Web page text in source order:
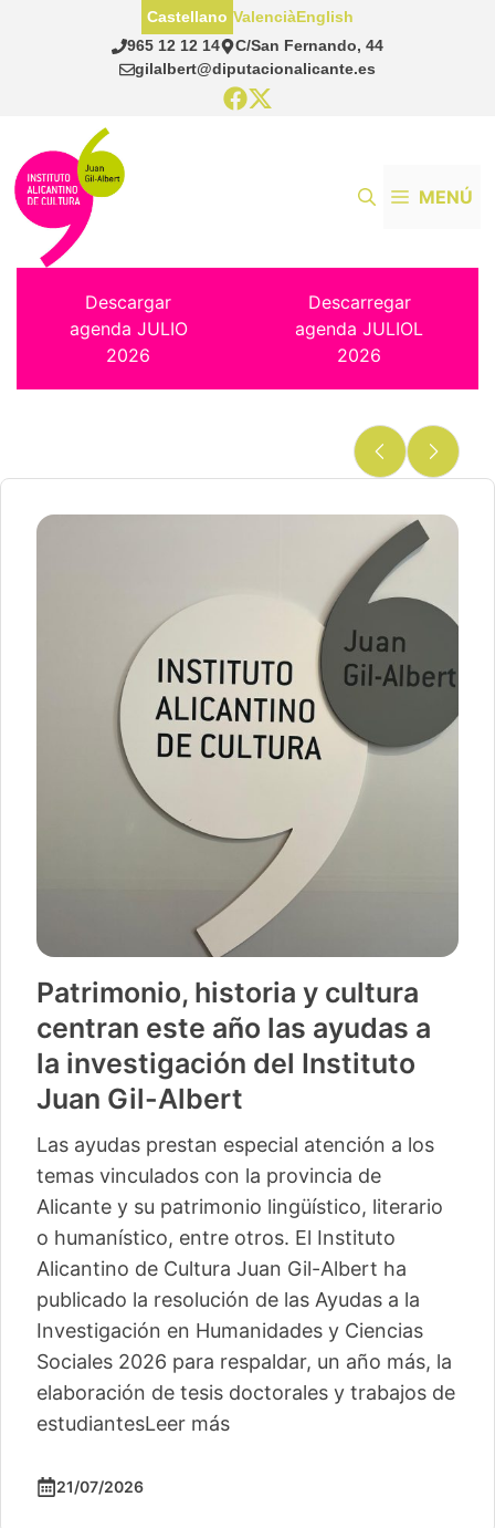
965 12 12 14
C/San Fernando, 44
gilalbert@diputacionalicante.es
Castellano ValenciàEnglish
MENÚ
Descargar
agenda JULIO
2026
Descarregar
agenda JULIOL
2026
Patrimonio, historia y cultura
centran este año las ayudas a
la investigación del Instituto
Juan Gil-Albert
Las ayudas prestan especial atención a los
temas vinculados con la provincia de
Alicante y su patrimonio lingüístico, literario
o humanístico, entre otros. El Instituto
Alicantino de Cultura Juan Gil-Albert ha
publicado la resolución de las Ayudas a la
Investigación en Humanidades y Ciencias
Sociales 2026 para respaldar, un año más, la
elaboración de tesis doctorales y trabajos de
estudiantesLeer más
21/07/2026